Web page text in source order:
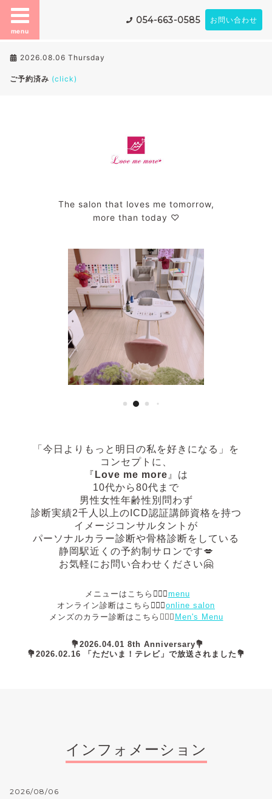
menu
054-663-0585 お問い合わせ
2026.08.06 Thursday
ご予約済み (click)
The salon that loves me tomorrow,
more than today ♡
「今日よりもっと明日の私を好きになる」
を
コンセプトに、
『 Love me more 』は
10代から80代まで
男性女性年齢性別問わず
診断実績2千人以上の ICD認証講師資格を持つ
イメージコンサルタントが
パーソナルカラー診断や骨格診断をしている
静岡駅近くの予約制サロンです💋
お気軽にお問い合わせください🤗
メニューはこちら💁🏻‍♀️ menu
オンライン診断はこちら💁🏻‍♀️ online salon
メンズのカラー診断はこちら💁🏻‍♂️ Men's Menu
💐2026.04.01 8th Anniversary💐
💐2026.02.16 「ただいま！テレビ」で放送されました💐
インフォメーション
2026/08/06